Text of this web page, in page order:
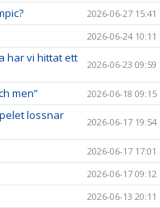
2026-06-27 15:41
2026-06-24 10:11
har vi hittat ett
2026-06-23 09:59
men” 2026-06-18 09:15
lossnar
2026-06-17 19:54
2026-06-17 17:01
2026-06-17 09:12
2026-06-13 20:11